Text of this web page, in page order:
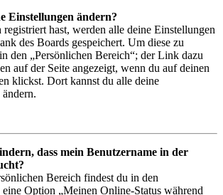
Einstellungen ändern?
hast, werden alle deine Einstellungen
des Boards gespeichert. Um diese zu
den „Persönlichen Bereich“; der Link dazu
auf der Seite angezeigt, wenn du auf deinen
klickst. Dort kannst du alle deine
dass mein Benutzername in der
Bereich findest du in den
Option „Meinen Online-Status während